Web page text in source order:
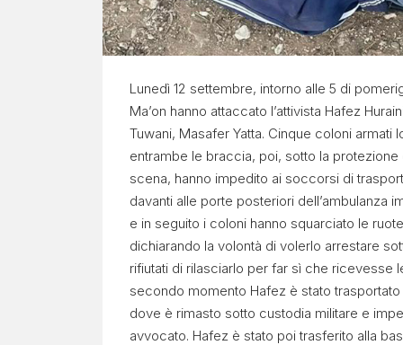
Lunedì 12 settembre, intorno alle 5 di
Ma’on hanno attaccato l’attivista Hafez
Tuwani, Masafer Yatta. Cinque coloni
entrambe le braccia, poi, sotto la
scena, hanno impedito ai soccorsi di
davanti alle porte posteriori
e in seguito i coloni hanno squarciato le
dichiarando la volontà di volerlo arrestare
rifiutati di rilasciarlo per far sì che ricevesse
secondo momento Hafez è stato
dove è rimasto sotto custodia militare e
avvocato. Hafez è stato poi trasferito alla